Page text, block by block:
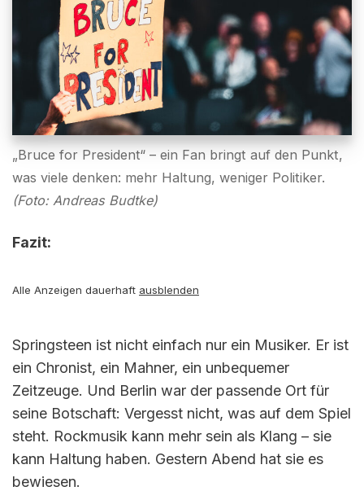
„Bruce for President“ – ein Fan bringt auf den Punkt,
was viele denken: mehr Haltung, weniger Politiker.
(Foto: Andreas Budtke)
Fazit:
Alle Anzeigen dauerhaft ausblenden
Springsteen ist nicht einfach nur ein Musiker. Er ist
ein Chronist, ein Mahner, ein unbequemer
Zeitzeuge. Und Berlin war der passende Ort für
seine Botschaft: Vergesst nicht, was auf dem Spiel
steht. Rockmusik kann mehr sein als Klang – sie
kann Haltung haben. Gestern Abend hat sie es
bewiesen.